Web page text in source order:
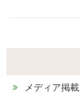
メディア掲載